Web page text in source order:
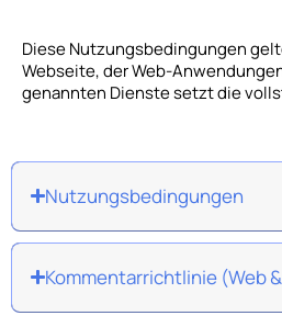
Diese Nutzungsbedingungen
Webseite, der Web-
genannten Dienste setzt die
Nutzungsbedingungen
Kommentarrichtlinie (Web